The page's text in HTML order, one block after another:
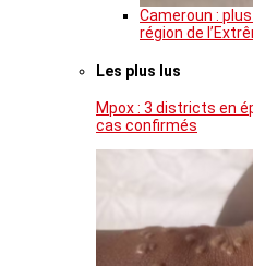
Cameroun :
région de
Les plus lus
Mpox : 3 districts en
cas confirmés